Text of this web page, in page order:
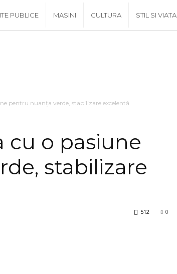
PUBLICE MASINI CULTURA STIL SI VIATA
pentru nuanţa verde, stabilizare excelentă
cu o pasiune
stabilizare
0
512